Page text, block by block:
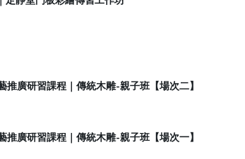
廣研習課程｜傳統木雕-親子班【場次二】
廣研習課程｜傳統木雕-親子班【場次一】